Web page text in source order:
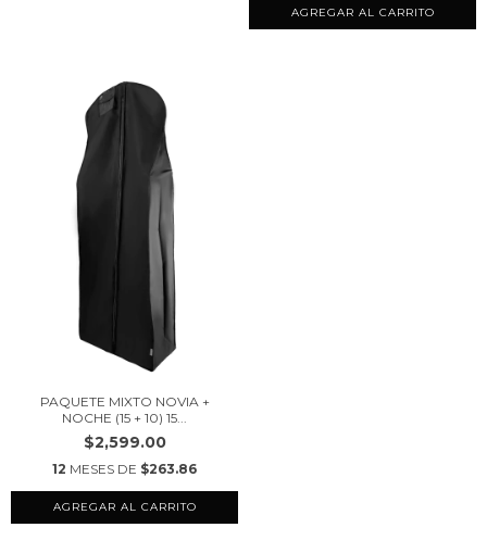
AGREGAR AL CARRITO
PAQUETE MIXTO NOVIA +
NOCHE (15 + 10) 15...
$2,599.00
12 MESES DE $263.86
AGREGAR AL CARRITO